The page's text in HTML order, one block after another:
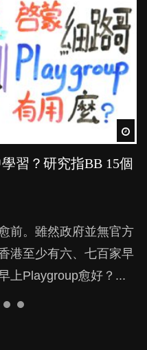
習？研究指BB 15個
前。雖然政府並無官方
港至少有六、七百家早
上Playgroup愈好？...
自發學習取代獎勵
mind 課程，學生以遊
能力亦明顯比其他小朋
之處？...
響
至會有自殺，或傷害小
產後抑鬱往往難以察
媽與在職媽媽的壓
扎過：究竟全職好，還
自己的獨特狀況和考慮
所養育的子女其實都各
該制止還是放手？
戒，但原來一刀切阻止
孩子的身心發展？...